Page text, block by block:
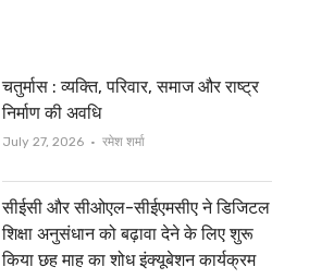
चतुर्मास : व्यक्ति, परिवार, समाज और राष्ट्र
निर्माण की अवधि
July 27, 2026 Author
रमेश शर्मा
सीईसी और सीओएल-सीईएमसीए ने डिजिटल
शिक्षा अनुसंधान को बढ़ावा देने के लिए शुरू
किया छह माह का शोध इंक्यूबेशन कार्यक्रम